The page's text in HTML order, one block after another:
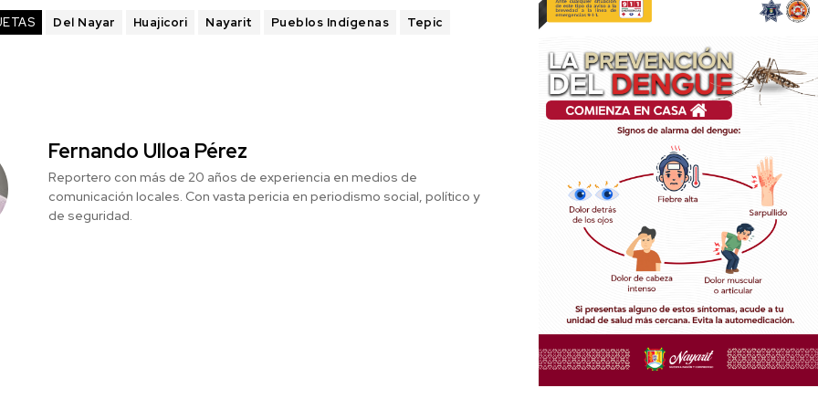
Del Nayar Huajicori Nayarit Pueblos Indígenas Tepic
Fernando Ulloa Pérez
Reportero con más de 20 años de experiencia en medios de
comunicación locales. Con vasta pericia en periodismo social, político y
de seguridad.